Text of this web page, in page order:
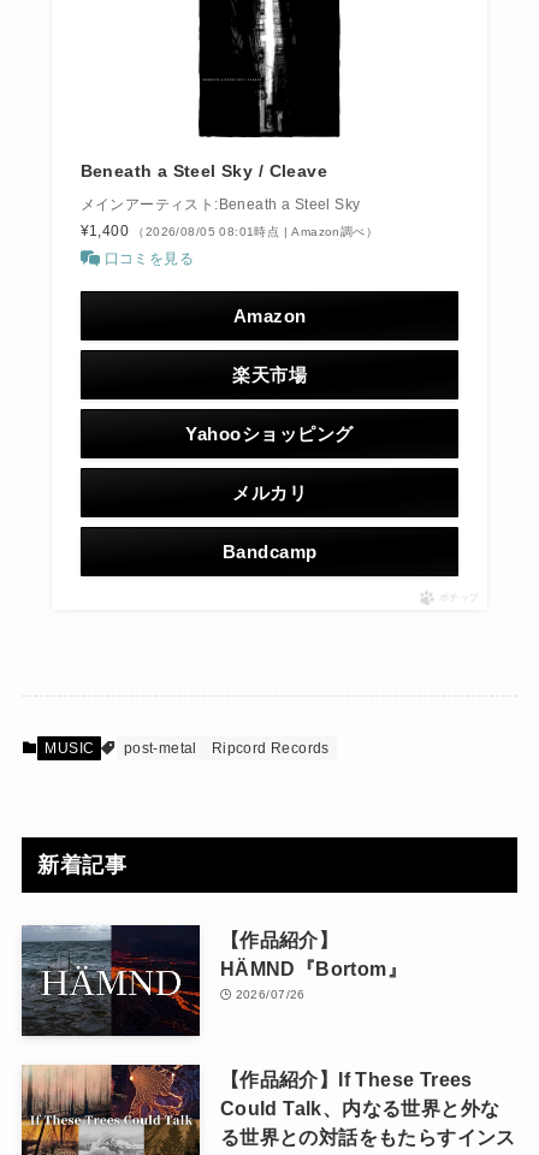
Beneath a Steel Sky / Cleave
メインアーティスト:Beneath a Steel Sky
¥1,400
（2026/08/05 08:01時点 | Amazon調べ）
口コミを見る
Amazon
楽天市場
Yahooショッピング
メルカリ
Bandcamp
ポチップ
MUSIC post-metal Ripcord Records
新着記事
【作品紹介】
HÄMND『Bortom』
2026/07/26
【作品紹介】If These Trees
Could Talk、内なる世界と外な
る世界との対話をもたらすインス